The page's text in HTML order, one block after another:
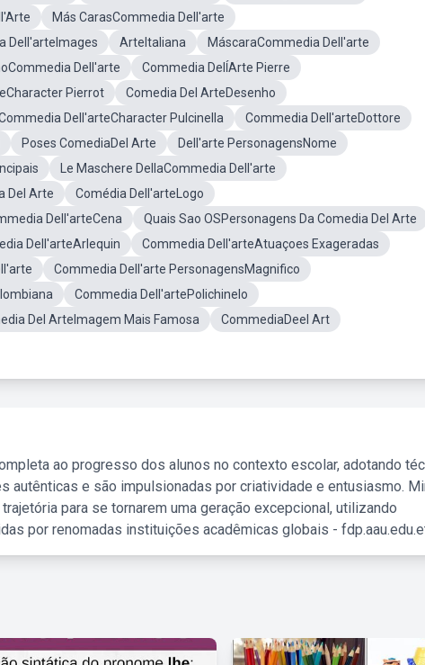
Más CarasCommedia Dell'arte
Dell'arteImages ArteItaliana
MáscaraCommedia Dell'arte
Dell'arte
Commedia DelĺArte Pierre
Pierrot
Comedia Del ArteDesenho
Dell'arteCharacter Pulcinella
Commedia Dell'arteDottore
Poses ComediaDel Arte
Dell'arte PersonagensNome
Le Maschere DellaCommedia Dell'arte
Del Arte
Comédia Dell'arteLogo
Dell'arteCena
Quais Sao OSPersonagens Da Comedia Del Arte
Dell'arteArlequin
Commedia Dell'arteAtuaçoes Exageradas
Commedia Dell'arte PersonagensMagnifico
Commedia Dell'artePolichinelo
Del ArteImagem Mais Famosa
CommediaDeel Art
ao progresso dos alunos no contexto escolar, adotando
autênticas e são impulsionadas por criatividade e entusiasmo.
para se tornarem uma geração excepcional, utilizando
por renomadas instituições acadêmicas globais -